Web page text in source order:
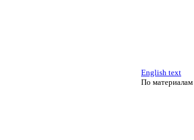
English text
По материалам